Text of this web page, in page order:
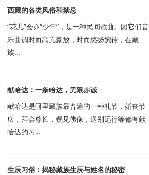
西藏的各类风俗和禁忌
“花儿”会亦“少年”，是一种民间歌曲。因它们音
乐曲调时而高亢豪放，时而悠扬婉转，在藏
族...
献哈达：一条哈达，无限赤诚
献哈达是阿里藏族最普遍的一种礼节，婚丧节
庆，拜会尊长，觐见佛像，送别远行等都有献
哈达的习...
生辰习俗：揭秘藏族生辰与姓名的秘密